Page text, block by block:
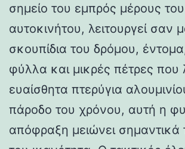
σημείο του εμπρός μέρους του
αυτοκινήτου, λειτουργεί σαν
σκουπίδια του δρόμου,
φύλλα και μικρές πέτρες που
ευαίσθητα πτερύγια
πάροδο του χρόνου, αυτή η
απόφραξη μειώνει σημαντικά